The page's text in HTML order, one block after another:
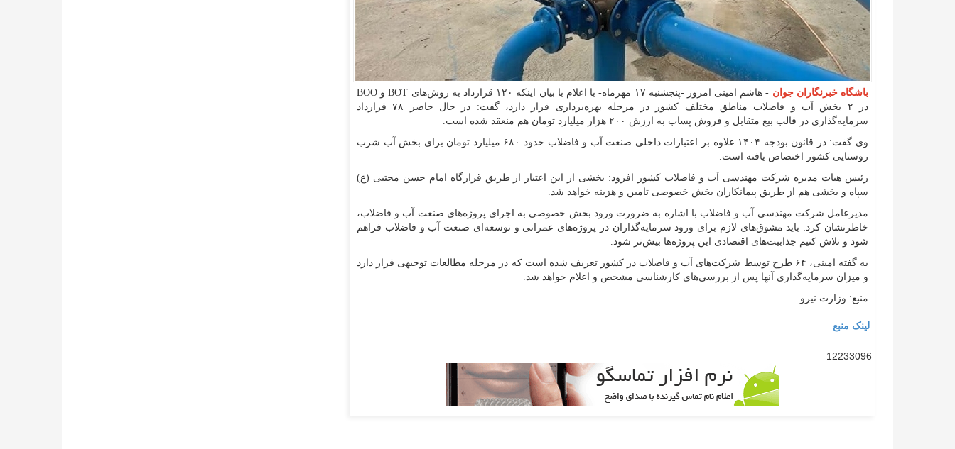
باشگاه خبرنگاران جوان
- هاشم امینی امروز -پنجشنبه ۱۷ مهرماه- با اعلام با بیان اینکه ۱۲۰ قرارداد به روش‌های BOT و BOO
در ۲ بخش آب و فاضلاب مناطق مختلف کشور در مرحله بهره‌برداری قرار دارد، گفت: در حال حاضر ۷۸ قرارداد
سرمایه‌گذاری در قالب بیع متقابل و فروش پساب به ارزش ۲۰۰ هزار میلیارد تومان هم منعقد شده است.
وی گفت: در قانون بودجه ۱۴۰۴ علاوه بر اعتبارات داخلی صنعت آب و فاضلاب حدود ۶۸۰ میلیارد تومان برای بخش آب شرب
روستایی کشور اختصاص یافته است.
رئیس هیات مدیره شرکت مهندسی آب و فاضلاب کشور افزود: بخشی از این اعتبار از طریق قرارگاه امام حسن مجتبی (ع)
سپاه و بخشی هم از طریق پیمانکاران بخش خصوصی تامین و هزینه خواهد شد.
مدیرعامل شرکت مهندسی آب و فاضلاب با اشاره به ضرورت ورود بخش خصوصی به اجرای پروژه‌های صنعت آب و فاضلاب،
خاطرنشان کرد: باید مشوق‌های لازم برای ورود سرمایه‌گذاران در پروژه‌های عمرانی و توسعه‌ای صنعت آب و فاضلاب فراهم
شود و تلاش کنیم جذابیت‌های اقتصادی این پروژه‌ها بیش‌تر شود.
به گفته امینی، ۶۴ طرح توسط شرکت‌های آب و فاضلاب در کشور تعریف شده است که در مرحله مطالعات توجیهی قرار دارد
و میزان سرمایه‌گذاری آنها پس از بررسی‌های کارشناسی مشخص و اعلام خواهد شد.
منبع: وزارت نیرو
لینک منبع
12233096